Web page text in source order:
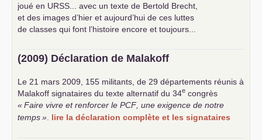
joué en URSS ... avec un texte de Bertold Brecht,
et des images d’hier et aujourd’hui de ces luttes
de classes qui font l’histoire encore et toujours...
(2009) Déclaration de Malakoff
Le 21 mars 2009, 155 militants, de 29 départements réunis à
Malakoff signataires du texte alternatif du 34e congrès
«Faire vivre et renforcer le PCF , une exigence de notre
temps» lire la déclaration complète et les signataires